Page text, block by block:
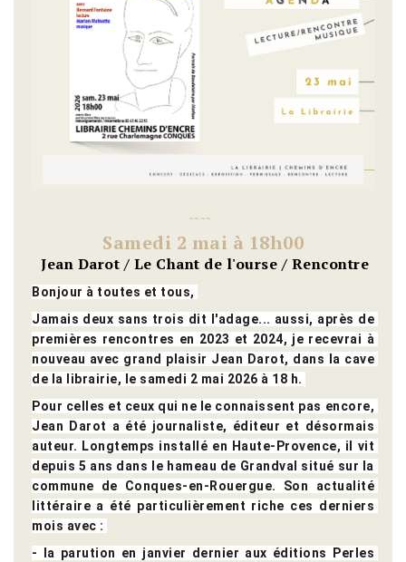
~~ ~~
Samedi 2 mai à 18h00
Jean Darot / Le Chant de l'ourse / Rencontre
Bonjour à toutes et tous,
Jamais deux sans trois dit l'adage... aussi, après de
premières rencontres en 2023 et 2024, je recevrai à
nouveau avec grand plaisir Jean Darot, dans la cave
de la librairie, le samedi 2 mai 2026 à 18 h.
Pour celles et ceux qui ne le connaissent pas encore,
Jean Darot a été journaliste, éditeur et désormais
auteur. Longtemps installé en Haute-Provence, il vit
depuis 5 ans dans le hameau de Grandval situé sur la
commune de Conques-en-Rouergue. Son actualité
littéraire a été particulièrement riche ces derniers
mois avec :
- la parution en janvier dernier aux éditions Perles